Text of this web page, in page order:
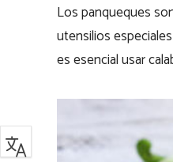
Los panqueques
utensilios
es esencial usar